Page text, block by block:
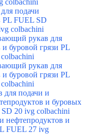
подачи
PL FUEL SD
colbachini
рукав для
буровой грязи PL
рукав для
буровой грязи PL
для подачи и
и буровых
20 ivg colbachini
нефтепродуктов и
FUEL 27 ivg